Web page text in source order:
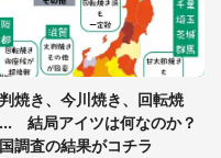
野菜〟に6.5万人戦慄
耳」と1.4万人困惑
焼き、今川焼き、回転焼
結局アイツは何なのか？
調査の結果がコチラ